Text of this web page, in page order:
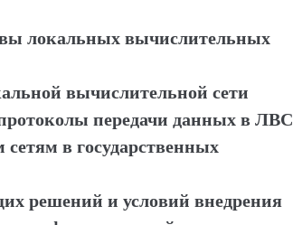
локальных вычислительных
вычислительной сети
передачи данных в ЛВС
в государственных
решений и условий внедрения